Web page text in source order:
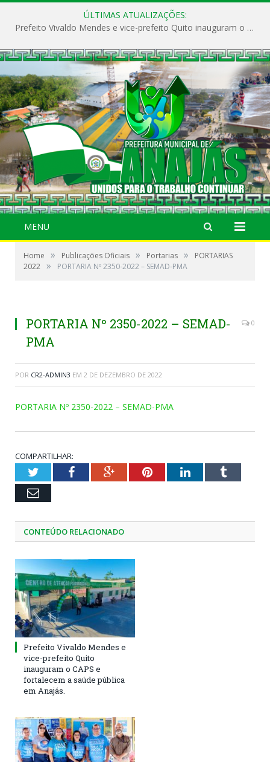
ÚLTIMAS ATUALIZAÇÕES:
Prefeito Vivaldo Mendes e vice-prefeito Quito inauguram o CAPS e fortalecem a saúde pública em Anajás.
MENU
Home » Publicações Oficiais » Portarias »
PORTARIAS
2022 » PORTARIA Nº 2350-2022 – SEMAD-PMA
PORTARIA Nº 2350-2022 – SEMAD-
PMA
0
POR CR2-ADMIN3 EM 2 DE DEZEMBRO DE 2022
PORTARIA Nº 2350-2022 – SEMAD-PMA
COMPARTILHAR:
TwitterFacebookGoogle+PinterestLinkedInTumblr
Email
CONTEÚDO RELACIONADO
Prefeito Vivaldo Mendes e
vice-prefeito Quito
inauguram o CAPS e
fortalecem a saúde pública
em Anajás.